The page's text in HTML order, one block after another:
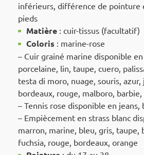
inférieurs, différence de pointure
pieds
Matière : cuir-tissus (facultatif)
Coloris : marine-rose
– Cuir grainé marine disponible
porcelaine, lin, taupe, cuero,
testa di moro, nuage, souris, azur,
bordeaux, rouge, malboro,
– Tennis rose disponible en jeans,
– Empiècement en strass blanc
marron, marine, bleu, gris, taupe,
fuchsia, rouge, bordeaux, orange